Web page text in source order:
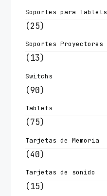
Soportes para Tablets
(25)
Soportes Proyectores
(13)
Switchs
(90)
Tablets
(75)
Tarjetas de Memoria
(40)
Tarjetas de sonido
(15)